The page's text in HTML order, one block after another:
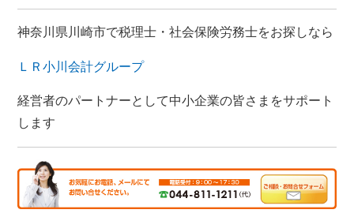
神奈川県川崎市で税理士・社会保険労務士をお探しなら
ＬＲ小川会計グループ
経営者のパートナーとして中小企業の皆さまをサポート
します